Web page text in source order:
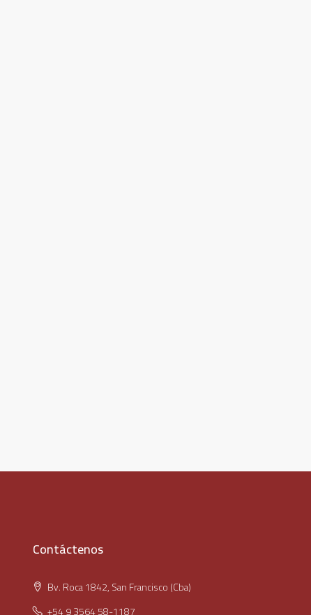
Contáctenos
Bv. Roca 1842, San Francisco (Cba)